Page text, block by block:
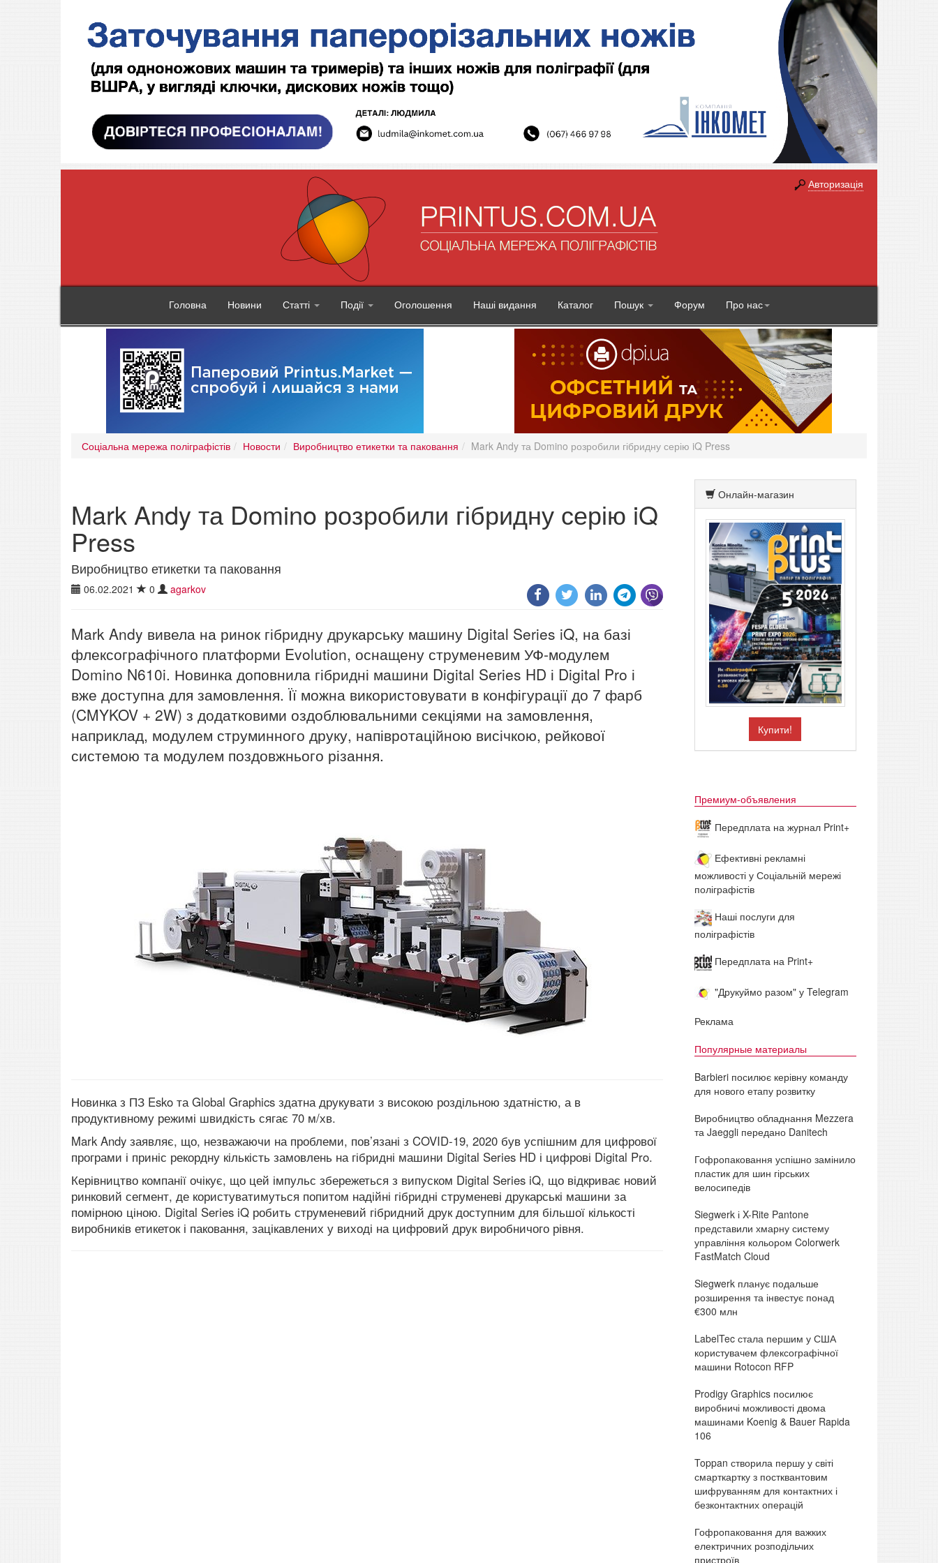
Авторизація
Головна Новини Статті Події Оголошення Наші видання Каталог Пошук Форум Про нас
Соціальна мережа поліграфістів Новости Виробництво етикетки та паковання Mark Andy та Domino розробили гібридну серію iQ Press
Mark Andy та Domino розробили гібридну серію iQ
Press
Виробництво етикетки та паковання
06.02.2021 0 agarkov
Mark Andy вивела на ринок гібридну друкарську машину Digital Series iQ, на базі
флексографічного платформи Evolution, оснащену струменевим УФ-модулем
Domino N610i. Новинка доповнила гібридні машини Digital Series HD і Digital Pro і
вже доступна для замовлення. Її можна використовувати в конфігурації до 7 фарб
(CMYKOV + 2W) з додатковими оздоблювальними секціями на замовлення,
наприклад, модулем струминного друку, напівротаційною висічкою, рейкової
системою та модулем поздовжнього різання.
Новинка з ПЗ Esko та Global Graphics здатна друкувати з високою роздільною здатністю, а в
продуктивному режимі швидкість сягає 70 м/хв.
Mark Andy заявляє, що, незважаючи на проблеми, пов’язані з COVID-19, 2020 був успішним для цифрової
програми і приніс рекордну кількість замовлень на гібридні машини Digital Series HD і цифрові Digital Pro.
Керівництво компанії очікує, що цей імпульс збережеться з випуском Digital Series iQ, що відкриває новий
ринковий сегмент, де користуватимуться попитом надійні гібридні струменеві друкарські машини за
помірною ціною. Digital Series iQ робить струменевий гібридний друк доступним для більшої кількості
виробників етикеток і паковання, зацікавлених у виході на цифровий друк виробничого рівня.
Онлайн-магазин
Купити!
Премиум-объявления
Передплата на журнал Print+
Ефективні рекламні
можливості у Соціальній мережі
поліграфістів
Наші послуги для
поліграфістів
Передплата на Print+
"Друкуймо разом" у Telegram
Реклама
Популярные материалы
Barbieri посилює керівну команду
для нового етапу розвитку
Виробництво обладнання Mezzera
та Jaeggli передано Danitech
Гофропаковання успішно замінило
пластик для шин гірських
велосипедів
Siegwerk і X-Rite Pantone
представили хмарну систему
управління кольором Colorwerk
FastMatch Cloud
Siegwerk планує подальше
розширення та інвестує понад
€300 млн
LabelTec стала першим у США
користувачем флексографічної
машини Rotocon RFP
Prodigy Graphics посилює
виробничі можливості двома
машинами Koenig & Bauer Rapida
106
Toppan створила першу у світі
смарткартку з постквантовим
шифруванням для контактних і
безконтактних операцій
Гофропаковання для важких
електричних розподільчих
пристроїв